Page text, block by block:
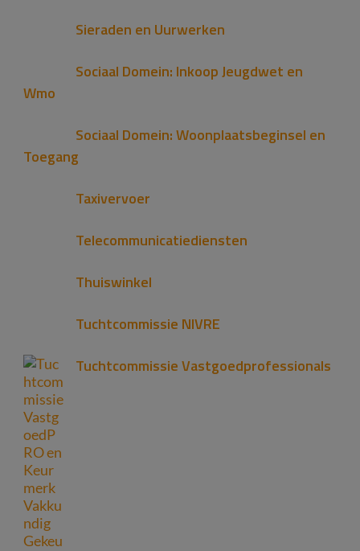
Sieraden en Uurwerken
Sociaal Domein: Inkoop Jeugdwet en
Wmo
Sociaal Domein: Woonplaatsbeginsel en
Toegang
Taxivervoer
Telecommunicatiediensten
Thuiswinkel
Tuchtcommissie NIVRE
Tuchtcommissie Vastgoedprofessionals